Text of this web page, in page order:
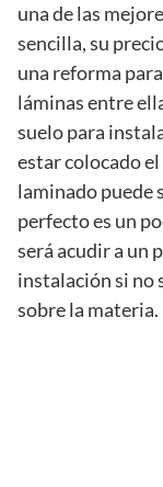
una de las
sencilla, su
una reforma
láminas entre
suelo para
estar colocado
laminado puede
perfecto es un
será acudir a un
instalación si no
sobre la materia.